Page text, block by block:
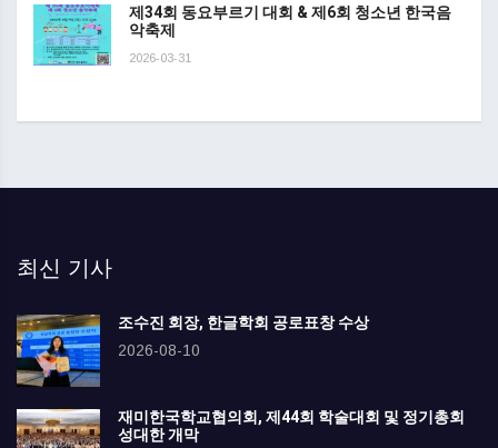
제34회 동요부르기 대회 & 제6회 청소년 한국음
악축제
2026-03-31
최신 기사
조수진 회장, 한글학회 공로표창 수상
2026-08-10
재미한국학교협의회, 제44회 학술대회 및 정기총회
성대한 개막